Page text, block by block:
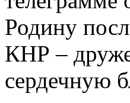
Родину
КНР –
сердечную